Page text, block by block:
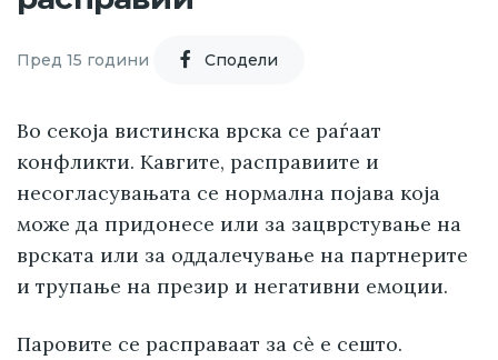
Пред 15 години Cподели
Во секоја вистинска врска се раѓаат
конфликти. Кавгите, расправиите и
несогласувањата се нормална појава која
може да придонесе или за зацврстување на
врската или за оддалечување на партнерите
и трупање на презир и негативни емоции.
Паровите се расправаат за сè е сешто.